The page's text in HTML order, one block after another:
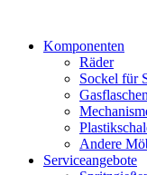
wechselnKomponenten
Räder
Sockel für
Gasflaschen
Andere
Serviceangebote